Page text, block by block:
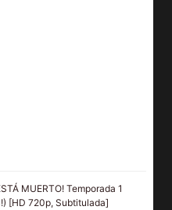
MUERTO! Temporada 1
[HD 720p, Subtitulada]